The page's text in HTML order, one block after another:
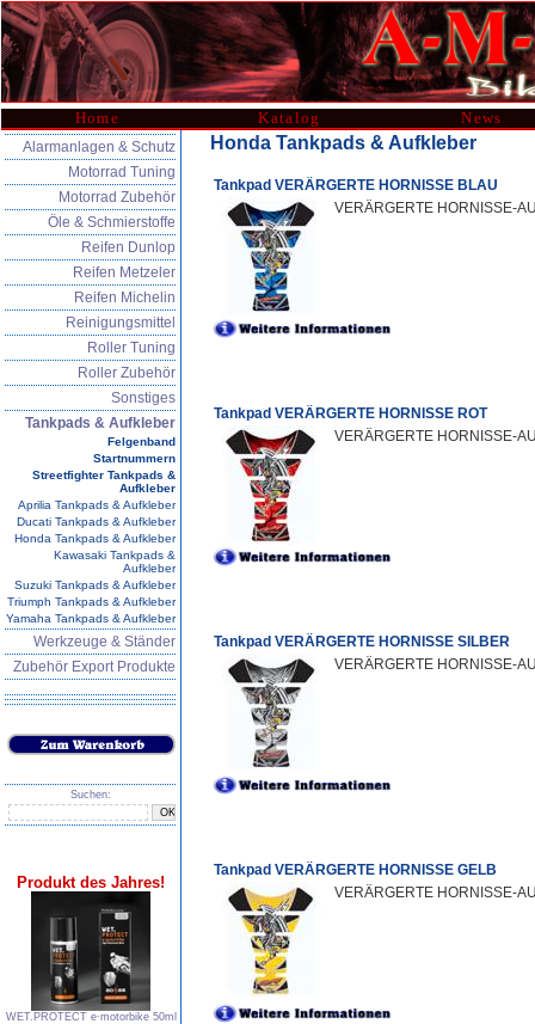
Home Katalog News
Alarmanlagen & Schutz
Motorrad Tuning
Motorrad Zubehör
Öle & Schmierstoffe
Reifen Dunlop
Reifen Metzeler
Reifen Michelin
Reinigungsmittel
Roller Tuning
Roller Zubehör
Sonstiges
Tankpads & Aufkleber
Felgenband
Startnummern
Streetfighter Tankpads &
Aufkleber
Aprilia Tankpads & Aufkleber
Ducati Tankpads & Aufkleber
Honda Tankpads & Aufkleber
Kawasaki Tankpads &
Aufkleber
Suzuki Tankpads & Aufkleber
Triumph Tankpads & Aufkleber
Yamaha Tankpads & Aufkleber
Werkzeuge & Ständer
Zubehör Export Produkte
Suchen:
Produkt des Jahres!
WET.PROTECT e∙motorbike 50ml
Honda Tankpads & Aufkleber
Tankpad VERÄRGERTE HORNISSE BLAU
VERÄRGERTE HORNISSE-
Tankpad VERÄRGERTE HORNISSE ROT
VERÄRGERTE HORNISSE-
Tankpad VERÄRGERTE HORNISSE SILBER
VERÄRGERTE HORNISSE-
Tankpad VERÄRGERTE HORNISSE GELB
VERÄRGERTE HORNISSE-